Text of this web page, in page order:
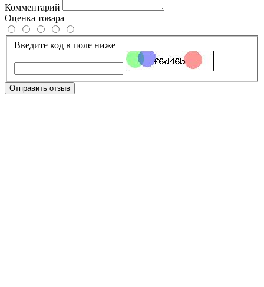
Комментарий
Оценка товара
Введите код в поле ниже
Отправить отзыв